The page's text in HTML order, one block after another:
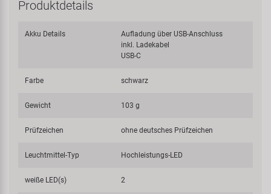
Produktdetails
Akku Details
Aufladung über USB-Anschluss
inkl. Ladekabel
USB-C
Farbe schwarz
Gewicht 103 g
Prüfzeichen ohne deutsches Prüfzeichen
Leuchtmittel-Typ Hochleistungs-LED
weiße LED(s) 2